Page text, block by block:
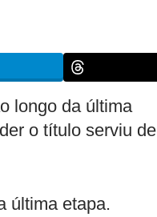
longo da última
o título serviu de
última etapa.